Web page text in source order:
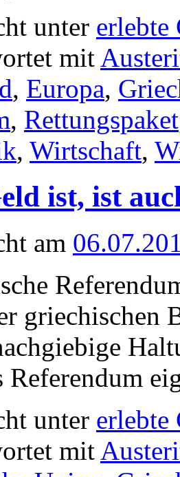
unter erlebte
mit
, Europa,
, Rettungspaket
, Wirtschaft,
ist, ist
am
griechischen
Referendum
unter erlebte
mit